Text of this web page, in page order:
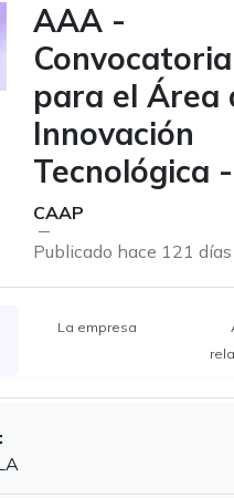
AAA -
Convocatoria
para el Área
Innovación
Tecnológica
CAAP
Publicado hace 121 días
La empresa